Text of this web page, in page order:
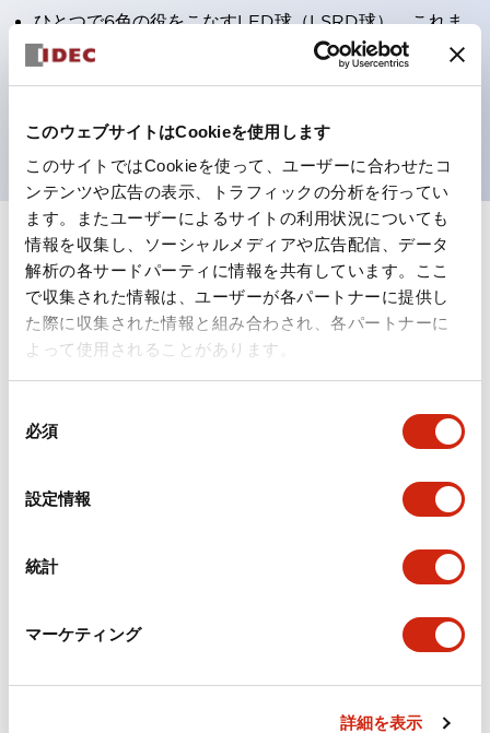
このウェブサイトはCookieを使用します
このサイトではCookieを使って、ユーザーに合わせたコ
ンテンツや広告の表示、トラフィックの分析を行ってい
ます。またユーザーによるサイトの利用状況についても
情報を収集し、ソーシャルメディアや広告配信、データ
解析の各サードパーティに情報を共有しています。ここ
で収集された情報は、ユーザーが各パートナーに提供し
た際に収集された情報と組み合わされ、各パートナーに
よって使用されることがあります。
必須
設定情報
統計
マーケティング
詳細を表示
ひとつで6色の役をこなすLED球（LSRD球）。これま
で色ごとに分かれていたLED球を、1色のLED球で各色
を表現できるようにしました。
UL、CSA、TÜV、CCC認証品。
仕様 すべて展開
形状仕様
電気的仕様(照光部定格)
環境仕様